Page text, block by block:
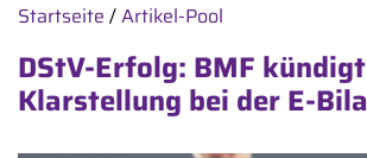
Startseite /Artikel-Pool
DStV-Erfolg: BMF kündigt
Klarstellung bei der E-